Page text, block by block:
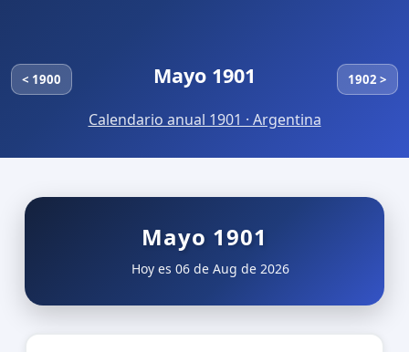
< 1900 Mayo 1901 1902 >
Calendario anual 1901 · Argentina
Mayo 1901
Hoy es 06 de Aug de 2026